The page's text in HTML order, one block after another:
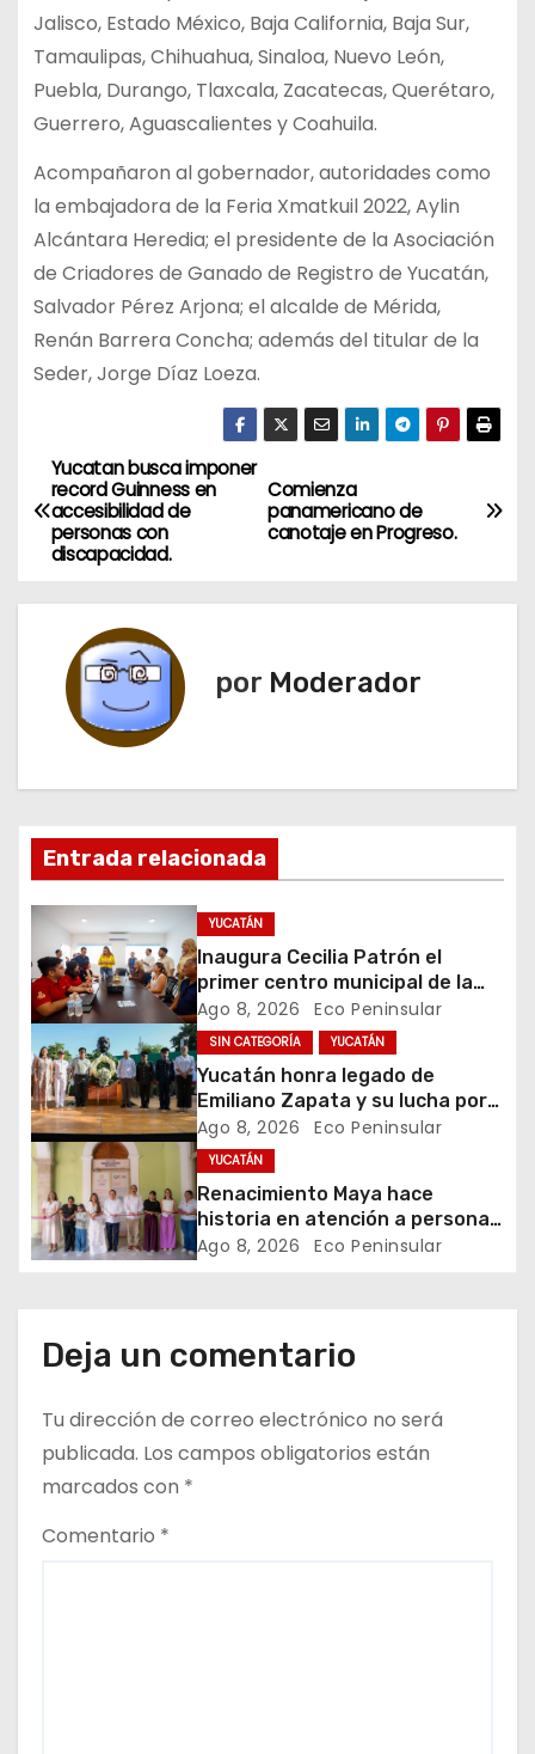
Jalisco, Estado México, Baja California, Baja Sur,
Tamaulipas, Chihuahua, Sinaloa, Nuevo León,
Puebla, Durango, Tlaxcala, Zacatecas, Querétaro,
Guerrero, Aguascalientes y Coahuila.
Acompañaron al gobernador, autoridades como
la embajadora de la Feria Xmatkuil 2022, Aylin
Alcántara Heredia; el presidente de la Asociación
de Criadores de Ganado de Registro de Yucatán,
Salvador Pérez Arjona; el alcalde de Mérida,
Renán Barrera Concha; además del titular de la
Seder, Jorge Díaz Loeza.
N
a
c
i
ó
n
d
e
e
n
t
r
d
s
Comienza
panamericano de
canotaje en Progreso.
Yucatan busca imponer
record Guinness en
accesibilidad de
personas con
discapacidad.
por Moderador
Entrada relacionada
YUCATÁN
Inaugura Cecilia Patrón el
primer centro municipal de la
juventud en la historia de
Mérida
Ago 8, 2026 Eco Peninsular
SIN CATEGORÍA YUCATÁN
Yucatán honra legado de
Emiliano Zapata y su lucha por
la justicia social
Ago 8, 2026 Eco Peninsular
YUCATÁN
Renacimiento Maya hace
historia en atención a personas
autistas
Ago 8, 2026 Eco Peninsular
Deja un comentario
Tu dirección de correo electrónico no será
publicada. Los campos obligatorios están
marcados con *
Comentario *